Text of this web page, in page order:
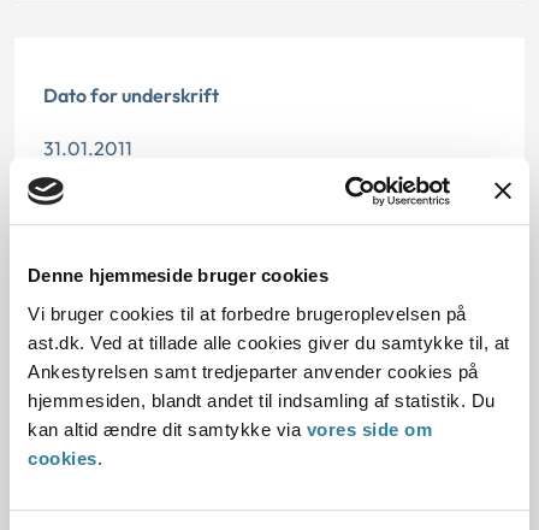
Denne hjemmeside bruger cookies
Vi bruger cookies til at forbedre brugeroplevelsen på
ast.dk. Ved at tillade alle cookies giver du samtykke til, at
Ankestyrelsen samt tredjeparter anvender cookies på
hjemmesiden, blandt andet til indsamling af statistik. Du
kan altid ændre dit samtykke via vores side om
cookies.
Dato for underskrift
31.01.2011
Offentliggørelsesdato
Denne principafgørelse er kasseret den 22.
december 2015, da den er erstattet af
principafgørelse 100-15.
Paragraf
§ 32